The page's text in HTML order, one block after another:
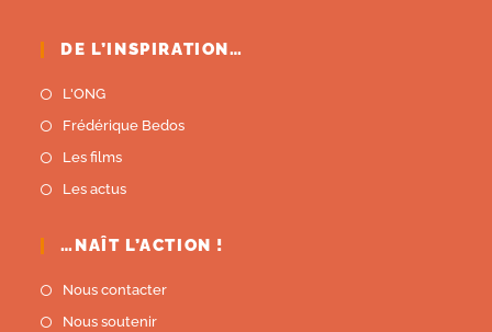
DE L’INSPIRATION…
L'ONG
Frédérique Bedos
Les films
Les actus
…NAÎT L’ACTION !
Nous contacter
Nous soutenir